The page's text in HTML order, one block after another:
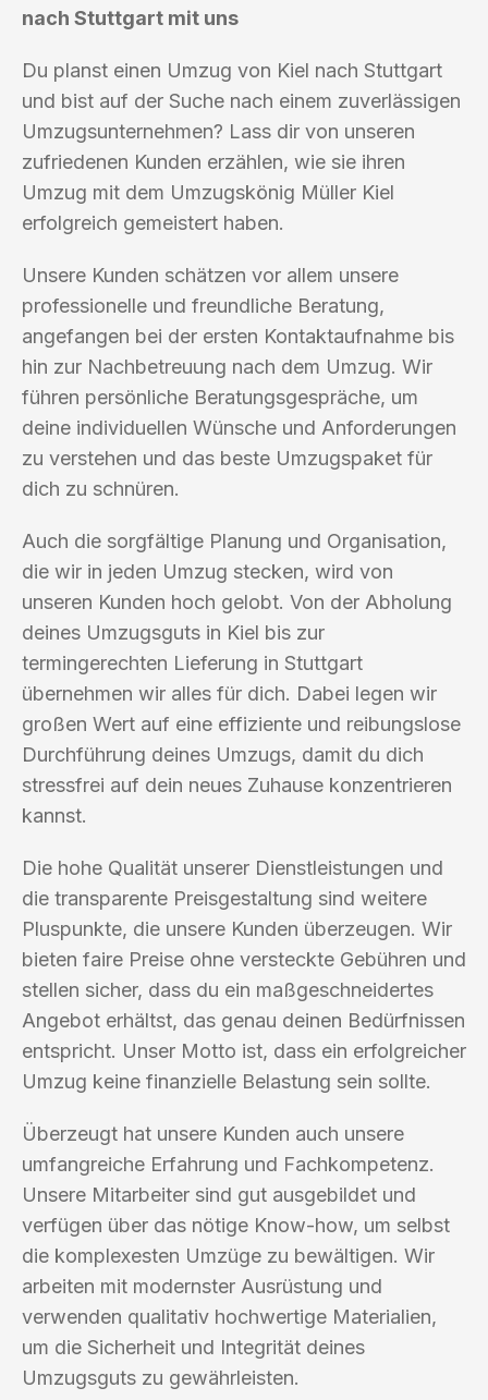
nach Stuttgart mit uns
Du planst einen Umzug von Kiel nach Stuttgart
und bist auf der Suche nach einem zuverlässigen
Umzugsunternehmen? Lass dir von unseren
zufriedenen Kunden erzählen, wie sie ihren
Umzug mit dem Umzugskönig Müller Kiel
erfolgreich gemeistert haben.
Unsere Kunden schätzen vor allem unsere
professionelle und freundliche Beratung,
angefangen bei der ersten Kontaktaufnahme bis
hin zur Nachbetreuung nach dem Umzug. Wir
führen persönliche Beratungsgespräche, um
deine individuellen Wünsche und Anforderungen
zu verstehen und das beste Umzugspaket für
dich zu schnüren.
Auch die sorgfältige Planung und Organisation,
die wir in jeden Umzug stecken, wird von
unseren Kunden hoch gelobt. Von der Abholung
deines Umzugsguts in Kiel bis zur
termingerechten Lieferung in Stuttgart
übernehmen wir alles für dich. Dabei legen wir
großen Wert auf eine effiziente und reibungslose
Durchführung deines Umzugs, damit du dich
stressfrei auf dein neues Zuhause konzentrieren
kannst.
Die hohe Qualität unserer Dienstleistungen und
die transparente Preisgestaltung sind weitere
Pluspunkte, die unsere Kunden überzeugen. Wir
bieten faire Preise ohne versteckte Gebühren und
stellen sicher, dass du ein maßgeschneidertes
Angebot erhältst, das genau deinen Bedürfnissen
entspricht. Unser Motto ist, dass ein erfolgreicher
Umzug keine finanzielle Belastung sein sollte.
Überzeugt hat unsere Kunden auch unsere
umfangreiche Erfahrung und Fachkompetenz.
Unsere Mitarbeiter sind gut ausgebildet und
verfügen über das nötige Know-how, um selbst
die komplexesten Umzüge zu bewältigen. Wir
arbeiten mit modernster Ausrüstung und
verwenden qualitativ hochwertige Materialien,
um die Sicherheit und Integrität deines
Umzugsguts zu gewährleisten.